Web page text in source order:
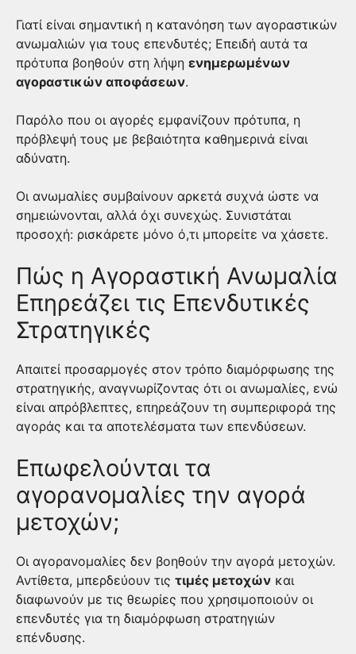
Γιατί είναι σημαντική η κατανόηση των αγοραστικών
ανωμαλιών για τους επενδυτές; Επειδή αυτά τα
πρότυπα βοηθούν στη λήψη ενημερωμένων
αγοραστικών αποφάσεων.
Παρόλο που οι αγορές εμφανίζουν πρότυπα, η
πρόβλεψή τους με βεβαιότητα καθημερινά είναι
αδύνατη.
Οι ανωμαλίες συμβαίνουν αρκετά συχνά ώστε να
σημειώνονται, αλλά όχι συνεχώς. Συνιστάται
προσοχή: ρισκάρετε μόνο ό,τι μπορείτε να χάσετε.
Πώς η Αγοραστική Ανωμαλία
Επηρεάζει τις Επενδυτικές
Στρατηγικές
Απαιτεί προσαρμογές στον τρόπο διαμόρφωσης της
στρατηγικής, αναγνωρίζοντας ότι οι ανωμαλίες, ενώ
είναι απρόβλεπτες, επηρεάζουν τη συμπεριφορά της
αγοράς και τα αποτελέσματα των επενδύσεων.
Επωφελούνται τα
αγορανομαλίες την αγορά
μετοχών;
Οι αγορανομαλίες δεν βοηθούν την αγορά μετοχών.
Αντίθετα, μπερδεύουν τις τιμές μετοχών και
διαφωνούν με τις θεωρίες που χρησιμοποιούν οι
επενδυτές για τη διαμόρφωση στρατηγιών
επένδυσης.